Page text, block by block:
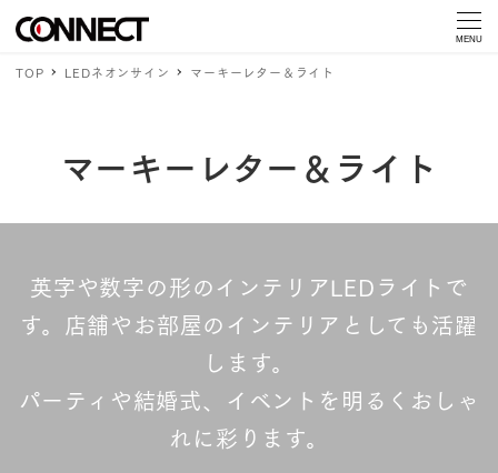
MENU
TOP LEDネオンサイン マーキーレター＆ライト
マーキーレター＆ライト
英字や数字の形のインテリアLEDライトで
す。店舗やお部屋のインテリアとしても活躍
します。
パーティや結婚式、イベントを明るくおしゃ
れに彩ります。